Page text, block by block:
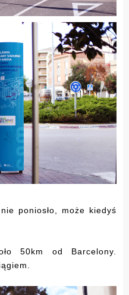
poniosło, może kiedyś
50km od Barcelony.